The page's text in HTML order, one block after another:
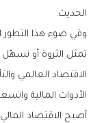
الحديث.
وفي ضوء هذا التطور
تمثل الثروة أو
الاقتصاد العالمي
الأدوات المالية
أصبح الاقتصاد